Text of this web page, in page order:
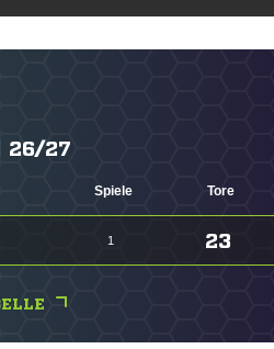
26/27
Spiele Tore
1 23